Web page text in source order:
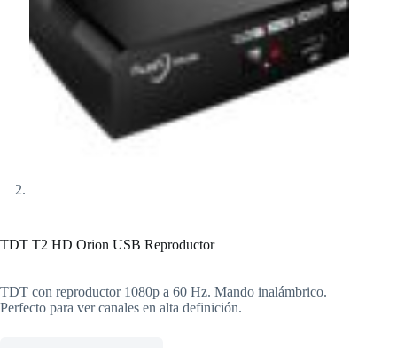
TDT T2 HD Orion USB Reproductor
TDT con reproductor 1080p a 60 Hz. Mando inalámbrico.
Perfecto para ver canales en alta definición.